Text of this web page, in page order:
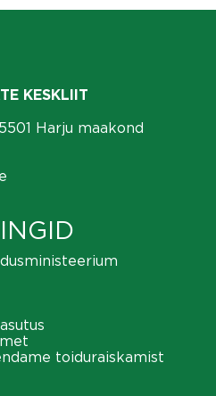
KESKLIIT
Harju maakond
toiduraiskamist